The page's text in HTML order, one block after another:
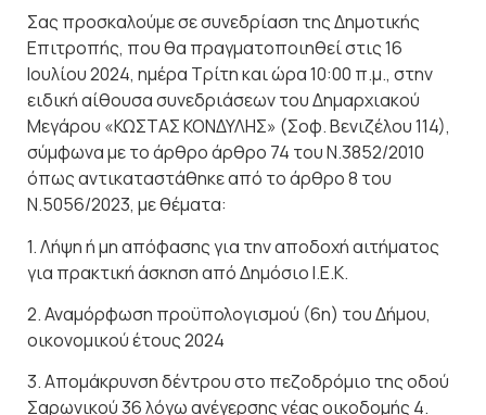
Σας προσκαλούμε σε συνεδρίαση της Δημοτικής
Επιτροπής, που θα πραγματοποιηθεί στις 16
Ιουλίου 2024, ημέρα Τρίτη και ώρα 10:00 π.μ., στην
ειδική αίθουσα συνεδριάσεων του Δημαρχιακού
Μεγάρου «ΚΩΣΤΑΣ ΚΟΝΔΥΛΗΣ» (Σοφ. Βενιζέλου 114),
σύμφωνα με τo άρθρο άρθρο 74 του Ν.3852/2010
όπως αντικαταστάθηκε από το άρθρο 8 του
Ν.5056/2023, με θέματα:
1. Λήψη ή μη απόφασης για την αποδοχή αιτήματος
για πρακτική άσκηση από Δημόσιο Ι.Ε.Κ.
2. Αναμόρφωση προϋπολογισμού (6η) του Δήμου,
οικονομικού έτους 2024
3. Απομάκρυνση δέντρου στο πεζοδρόμιο της οδού
Σαρωνικού 36 λόγω ανέγερσης νέας οικοδομής 4.